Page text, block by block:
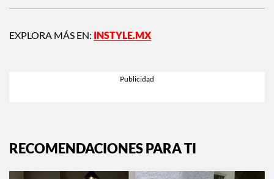
EXPLORA MÁS EN: INSTYLE.MX
RECOMENDACIONES PARA TI